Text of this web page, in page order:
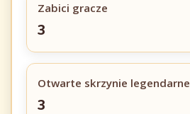
Zabici gracze
3
Otwarte skrzynie legendarne
3